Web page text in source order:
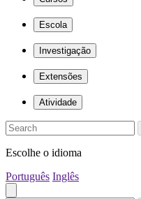
Escola
Investigação
Extensões
Atividade
Escolhe o idioma
Português Inglês